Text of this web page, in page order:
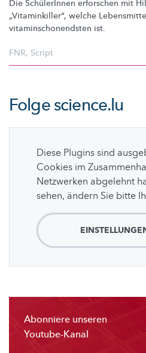
Die SchülerInnen erforschen mit
„Vitaminkiller“, welche
vitaminschonendsten ist.
FNR, Script
Folgescience.lu
Diese Plugins sind
Cookies im
Netzwerken abgelehnt
sehen, ändern Sie bitte
Abonniere unseren
Youtube-Kanal